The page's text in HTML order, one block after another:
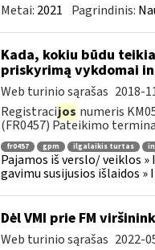
Metai: 2021 Pagrindinis:
Kada, kokiu būdu
priskyrimą vykdomai
Web turinio sąrašas 2018-
Registracijos numeris
(FR0457) Pateikimo
fr0457 gpm ilgalaikis turtas
Pajamos iš verslo/ veiklos »
gavimu susijusios išlaidos
Dėl VMI prie FM
Web turinio sąrašas 2022-